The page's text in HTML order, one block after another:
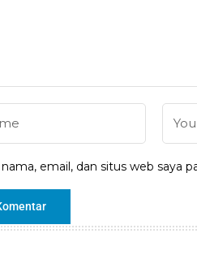
email, dan situs web saya